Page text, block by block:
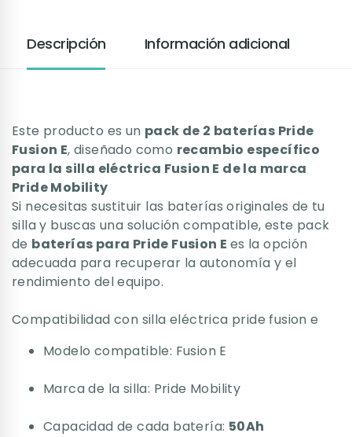
Descripción Información adicional
Este producto es un pack de 2 baterías Pride
Fusion E, diseñado como recambio específico
para la silla eléctrica Fusion E de la marca
Pride Mobility
Si necesitas sustituir las baterías originales de tu
silla y buscas una solución compatible, este pack
de baterías para Pride Fusion E es la opción
adecuada para recuperar la autonomía y el
rendimiento del equipo.
Compatibilidad con silla eléctrica pride fusion e
Modelo compatible: Fusion E
Marca de la silla: Pride Mobility
Capacidad de cada batería: 50Ah